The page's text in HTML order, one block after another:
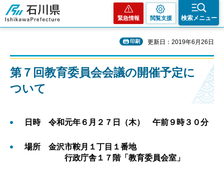
石川県
緊急情報 閲覧支援 検索メニュー
印刷 更新日：2019年6月26日
第７回教育委員会会議の開催予定に
ついて
日時 令和元年６月２７日（木） 午前９時３０分
場所 金沢市鞍月１丁目１番地
行政庁舎１７階「教育委員会室」